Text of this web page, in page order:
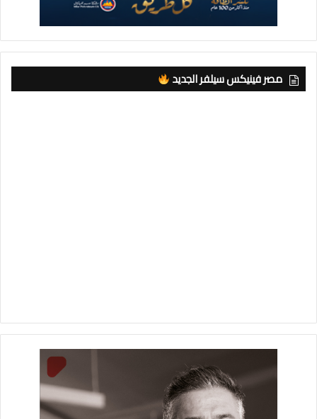
مصر فينيكس سيلفر الجديد